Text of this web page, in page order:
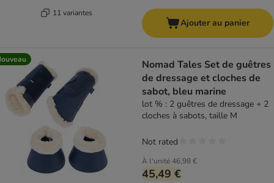
11 variantes
Ajouter au panier
Nomad Tales Set de guêtres
de dressage et cloches de
sabot, bleu marine
lot % : 2 guêtres de dressage + 2
cloches à sabots, taille M
À l'unité46,98 €
45,49 €
Not rated